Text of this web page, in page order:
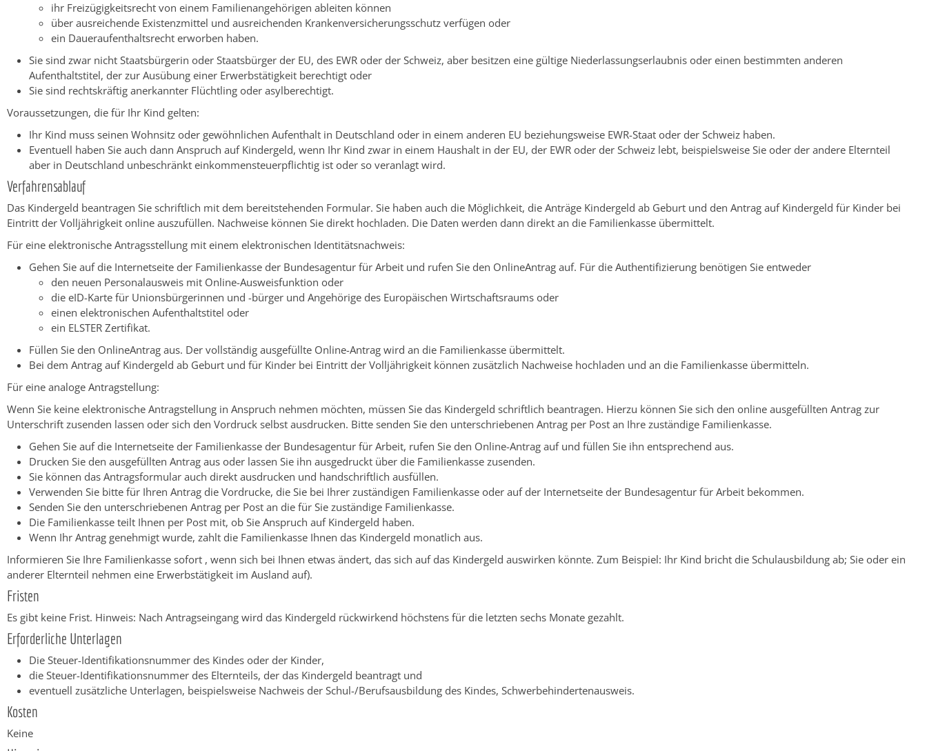
ihr Freizügigkeitsrecht von einem Familienangehörigen ableiten können
über ausreichende Existenzmittel und ausreichenden Krankenversicherungsschutz verfügen oder
ein Daueraufenthaltsrecht erworben haben.
Sie sind zwar nicht Staatsbürgerin oder Staatsbürger der EU, des EWR oder der Schweiz, aber besitzen eine gültige Niederlassungserlaubnis oder einen bestimmten anderen
Aufenthaltstitel, der zur Ausübung einer Erwerbstätigkeit berechtigt oder
Sie sind rechtskräftig anerkannter Flüchtling oder asylberechtigt.
Voraussetzungen, die für Ihr Kind gelten:
Ihr Kind muss seinen Wohnsitz oder gewöhnlichen Aufenthalt in Deutschland oder in einem anderen EU beziehungsweise EWR-Staat oder der Schweiz haben.
Eventuell haben Sie auch dann Anspruch auf Kindergeld, wenn Ihr Kind zwar in einem Haushalt in der EU, der EWR oder der Schweiz lebt, beispielsweise Sie oder der andere Elternteil
aber in Deutschland unbeschränkt einkommensteuerpflichtig ist oder so veranlagt wird.
Verfahrensablauf
Das Kindergeld beantragen Sie schriftlich mit dem bereitstehenden Formular. Sie haben auch die Möglichkeit, die Anträge Kindergeld ab Geburt und den Antrag auf Kindergeld für Kinder bei
Eintritt der Volljährigkeit online auszufüllen. Nachweise können Sie direkt hochladen. Die Daten werden dann direkt an die Familienkasse übermittelt.
Für eine elektronische Antragsstellung mit einem elektronischen Identitätsnachweis:
Gehen Sie auf die Internetseite der Familienkasse der Bundesagentur für Arbeit und rufen Sie den OnlineAntrag auf. Für die Authentifizierung benötigen Sie entweder
den neuen Personalausweis mit Online-Ausweisfunktion oder
die eID-Karte für Unionsbürgerinnen und -bürger und Angehörige des Europäischen Wirtschaftsraums oder
einen elektronischen Aufenthaltstitel oder
ein ELSTER Zertifikat.
Füllen Sie den OnlineAntrag aus. Der vollständig ausgefüllte Online-Antrag wird an die Familienkasse übermittelt.
Bei dem Antrag auf Kindergeld ab Geburt und für Kinder bei Eintritt der Volljährigkeit können zusätzlich Nachweise hochladen und an die Familienkasse übermitteln.
Für eine analoge Antragstellung:
Wenn Sie keine elektronische Antragstellung in Anspruch nehmen möchten, müssen Sie das Kindergeld schriftlich beantragen. Hierzu können Sie sich den online ausgefüllten Antrag zur
Unterschrift zusenden lassen oder sich den Vordruck selbst ausdrucken. Bitte senden Sie den unterschriebenen Antrag per Post an Ihre zuständige Familienkasse.
Gehen Sie auf die Internetseite der Familienkasse der Bundesagentur für Arbeit, rufen Sie den Online-Antrag auf und füllen Sie ihn entsprechend aus.
Drucken Sie den ausgefüllten Antrag aus oder lassen Sie ihn ausgedruckt über die Familienkasse zusenden.
Sie können das Antragsformular auch direkt ausdrucken und handschriftlich ausfüllen.
Verwenden Sie bitte für Ihren Antrag die Vordrucke, die Sie bei Ihrer zuständigen Familienkasse oder auf der Internetseite der Bundesagentur für Arbeit bekommen.
Senden Sie den unterschriebenen Antrag per Post an die für Sie zuständige Familienkasse.
Die Familienkasse teilt Ihnen per Post mit, ob Sie Anspruch auf Kindergeld haben.
Wenn Ihr Antrag genehmigt wurde, zahlt die Familienkasse Ihnen das Kindergeld monatlich aus.
Informieren Sie Ihre Familienkasse sofort , wenn sich bei Ihnen etwas ändert, das sich auf das Kindergeld auswirken könnte. Zum Beispiel: Ihr Kind bricht die Schulausbildung ab; Sie oder ein
anderer Elternteil nehmen eine Erwerbstätigkeit im Ausland auf).
Fristen
Es gibt keine Frist. Hinweis: Nach Antragseingang wird das Kindergeld rückwirkend höchstens für die letzten sechs Monate gezahlt.
Erforderliche Unterlagen
Die Steuer-Identifikationsnummer des Kindes oder der Kinder,
die Steuer-Identifikationsnummer des Elternteils, der das Kindergeld beantragt und
eventuell zusätzliche Unterlagen, beispielsweise Nachweis der Schul-/Berufsausbildung des Kindes, Schwerbehindertenausweis.
Kosten
Keine